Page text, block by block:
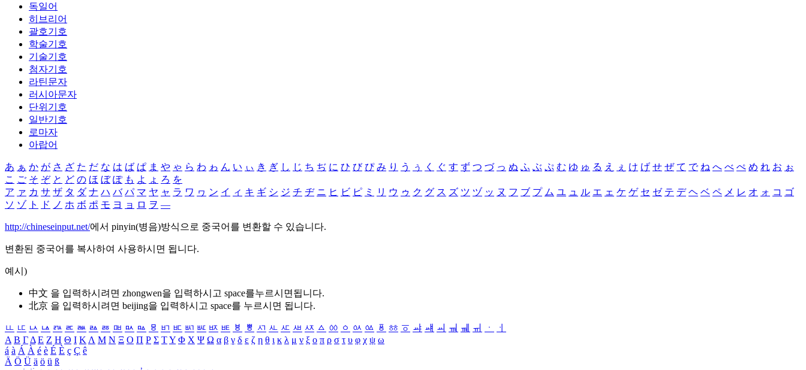
독일어
히브리어
괄호기호
학술기호
기술기호
첨자기호
라틴문자
러시아문자
단위기호
일반기호
로마자
아랍어
あ ぁ か が さ ざ た だ な は ば ぱ ま や ゃ ら わ ゎ ん い ぃ き ぎ し じ ち ぢ に ひ び ぴ み り う ぅ く ぐ す ず つ づ っ ぬ ふ ぶ ぷ む ゆ ゅ る え ぇ け げ せ ぜ て で ね へ べ ぺ め れ お ぉ
こ ご そ ぞ と ど の ほ ぼ ぽ も よ ょ ろ を
ア ァ カ サ ザ タ ダ ナ ハ バ パ マ ヤ ャ ラ ワ ヮ ン イ ィ キ ギ シ ジ チ ヂ ニ ヒ ビ ピ ミ リ ウ ゥ ク グ ス ズ ツ ヅ ッ ヌ フ ブ プ ム ユ ュ ル エ ェ ケ ゲ セ ゼ テ デ ヘ ベ ペ メ レ オ ォ コ ゴ
ソ ゾ ト ド ノ ホ ボ ポ モ ヨ ョ ロ ヲ ―
http://chineseinput.net/에서 pinyin(병음)방식으로 중국어를 변환할 수 있습니다.
변환된 중국어를 복사하여 사용하시면 됩니다.
예시)
中文 을 입력하시려면 zhongwen을 입력하시고 space를누르시면됩니다.
北京 을 입력하시려면 beijing을 입력하시고 space를 누르시면 됩니다.
ㅥ ㅦ ㅧ ㅨ ㅩ ㅪ ㅫ ㅬ ㅭ ㅮ ㅯ ㅰ ㅱ ㅲ ㅳ ㅴ ㅵ ㅶ ㅷ ㅸ ㅹ ㅺ ㅻ ㅼ ㅽ ㅾ ㅿ ㆀ ㆁ ㆂ ㆃ ㆄ ㆅ ㆆ ㆇ ㆈ ㆉ ㆊ ㆋ ㆌ ㆍ
ㆎ
Α Β ΓΔ Ε Ζ Η Θ Ι ΚΛ Μ Ν Ξ Ο Π Ρ Σ ΤΥ Φ Χ Ψ Ω α β γ δ ε ζ η θ ι κ λ μ ν ξ ο π ρ σ τ υ φ χ ψ ω
á à Á À é è É È ç Ç ê
Ä Ö Ü ä ö ü ß